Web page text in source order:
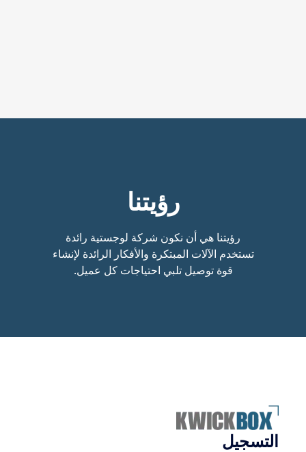
رؤيتنا
رؤيتنا هي أن نكون شركة لوجستية رائدة
تستخدم الآلات المبتكرة والأفكار الرائدة لإنشاء
قوة توصيل تلبي احتياجات كل عميل.
التسجيل